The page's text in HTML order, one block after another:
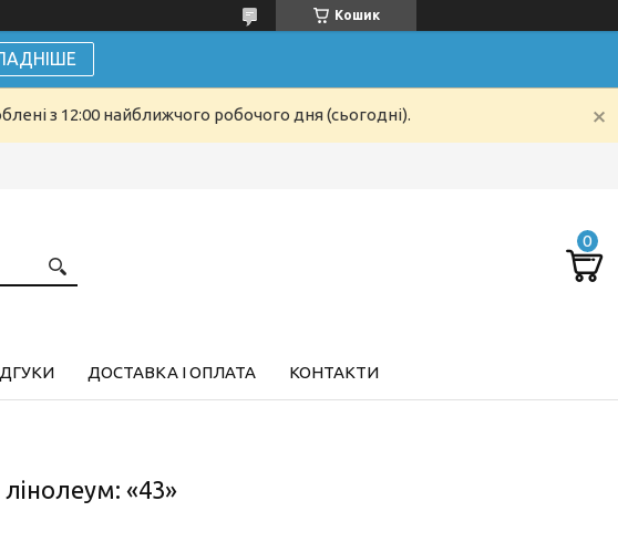
Кошик
з 12:00 найближчого робочого дня (сьогодні).
ДОСТАВКА І ОПЛАТА КОНТАКТИ
«43»